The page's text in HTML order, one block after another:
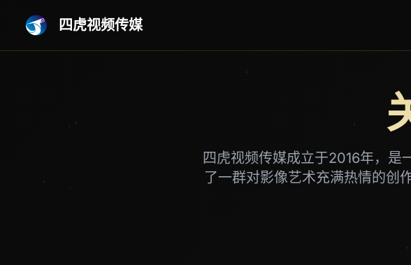
四虎视频传媒
四虎视频传媒成立于2016年，是
了一群对影像艺术充满热情的创